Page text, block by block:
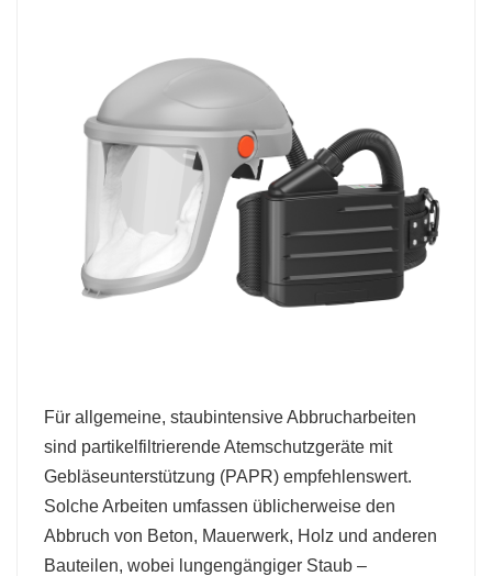
Für allgemeine, staubintensive Abbrucharbeiten
sind partikelfiltrierende Atemschutzgeräte mit
Gebläseunterstützung (PAPR) empfehlenswert.
Solche Arbeiten umfassen üblicherweise den
Abbruch von Beton, Mauerwerk, Holz und anderen
Bauteilen, wobei lungengängiger Staub –